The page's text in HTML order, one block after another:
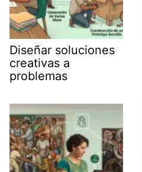
Diseñar soluciones
creativas a
problemas